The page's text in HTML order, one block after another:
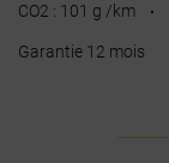
CO2 : 101 g /km •
Garantie 12 mois